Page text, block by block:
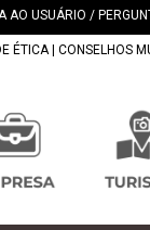
AO USUÁRIO /
ÉTICA| CONSELHOS